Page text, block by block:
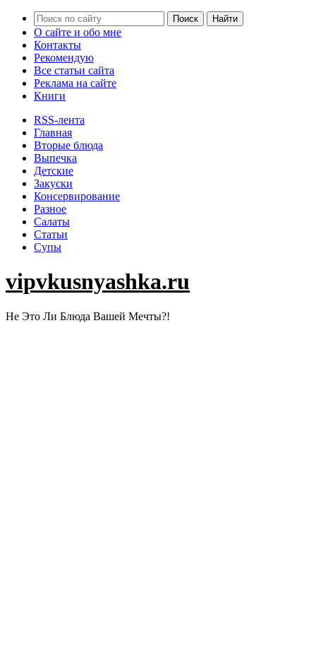
О сайте и обо мне
Контакты
Рекомендую
Все статьи сайта
Реклама на сайте
Книги
RSS-лента
Главная
Вторые блюда
Выпечка
Детские
Закуски
Консервирование
Разное
Салаты
Статьи
Супы
vipvkusnyashka.ru
Не Это Ли Блюда Вашей Мечты?!